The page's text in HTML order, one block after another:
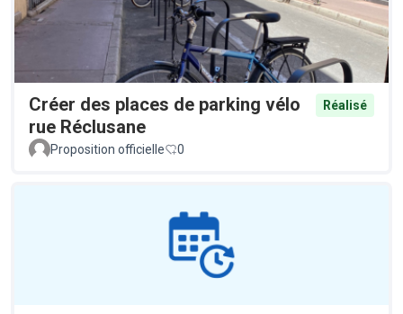
Créer des places de parking vélo
rue Réclusane
Réalisé
Proposition officielle 0